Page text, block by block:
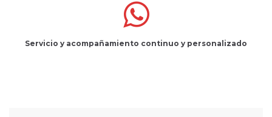
Servicio y acompañamiento continuo y personalizado